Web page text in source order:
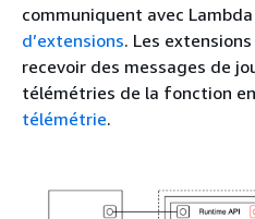
communiquent avec Lambda
d’extensions. Les
recevoir des messages de
télémétries de la fonction
télémétrie.